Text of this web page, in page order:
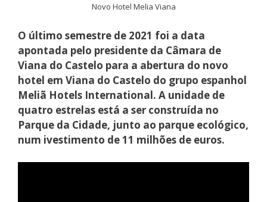
Novo Hotel Melia Viana
O último semestre de 2021 foi a data
apontada pelo presidente da Câmara de
Viana do Castelo para a abertura do novo
hotel em Viana do Castelo do grupo espanhol
Meliã Hotels International. A unidade de
quatro estrelas está a ser construída no
Parque da Cidade, junto ao parque ecológico,
num ivestimento de 11 milhões de euros.